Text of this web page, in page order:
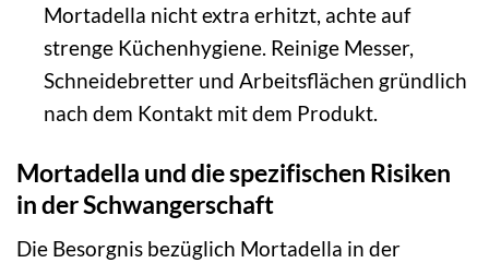
Mortadella nicht extra erhitzt, achte auf
strenge Küchenhygiene. Reinige Messer,
Schneidebretter und Arbeitsflächen gründlich
nach dem Kontakt mit dem Produkt.
Mortadella und die spezifischen Risiken
in der Schwangerschaft
Die Besorgnis bezüglich Mortadella in der